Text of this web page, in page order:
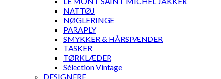
NATTØJ
NØGLERINGE
PARAPLY
SMYKKER & HÅRSPÆNDER
TASKER
TØRKLÆDER
Sélection Vintage
DESIGNERE